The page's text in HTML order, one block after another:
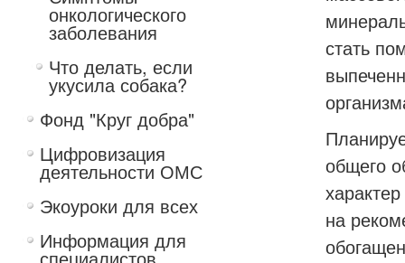
онкологического
заболевания
Что делать, если
укусила собака?
Фонд "Круг добра"
Цифровизация
деятельности ОМС
Экоуроки для всех
Информация для
стать
общего
на